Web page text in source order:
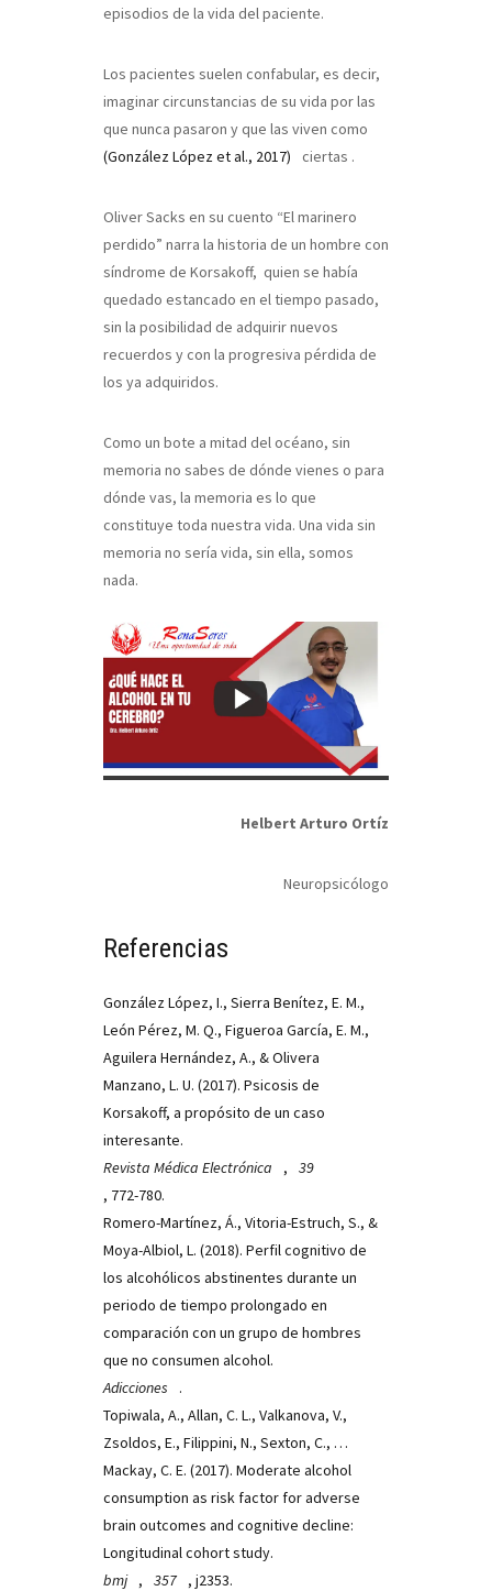
episodios de la vida del paciente.
Los pacientes suelen confabular, es decir,
imaginar circunstancias de su vida por las
que nunca pasaron y que las viven como
ciertas
(González López et al., 2017) .
Oliver Sacks en su cuento “El marinero
perdido” narra la historia de un hombre con
síndrome de Korsakoff, quien se había
quedado estancado en el tiempo pasado,
sin la posibilidad de adquirir nuevos
recuerdos y con la progresiva pérdida de
los ya adquiridos.
Como un bote a mitad del océano, sin
memoria no sabes de dónde vienes o para
dónde vas, la memoria es lo que
constituye toda nuestra vida. Una vida sin
memoria no sería vida, sin ella, somos
nada.
Helbert Arturo Ortíz
Neuropsicólogo
Referencias
González López, I., Sierra Benítez, E. M.,
León Pérez, M. Q., Figueroa García, E. M.,
Aguilera Hernández, A., & Olivera
Manzano, L. U. (2017). Psicosis de
Korsakoff, a propósito de un caso
interesante.
Revista Médica Electrónica
,
39
, 772-780.
Romero-Martínez, Á., Vitoria-Estruch, S., &
Moya-Albiol, L. (2018). Perfil cognitivo de
los alcohólicos abstinentes durante un
periodo de tiempo prolongado en
comparación con un grupo de hombres
que no consumen alcohol.
Adicciones
.
Topiwala, A., Allan, C. L., Valkanova, V.,
Zsoldos, E., Filippini, N., Sexton, C., …
Mackay, C. E. (2017). Moderate alcohol
consumption as risk factor for adverse
brain outcomes and cognitive decline:
Longitudinal cohort study.
bmj
, 357 , j2353.